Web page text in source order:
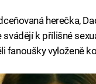
herečka,
k přílišné
fanoušky vyloženě